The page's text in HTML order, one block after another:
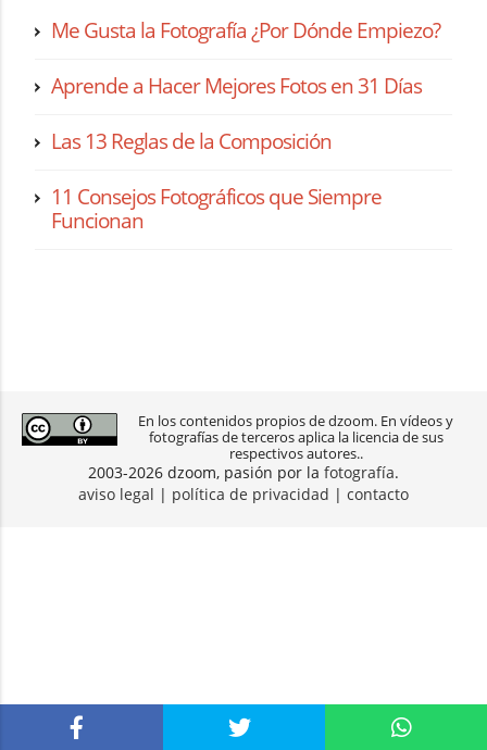
Me Gusta la Fotografía ¿Por Dónde Empiezo?
Aprende a Hacer Mejores Fotos en 31 Días
Las 13 Reglas de la Composición
11 Consejos Fotográficos que Siempre
Funcionan
En los contenidos propios de dzoom. En vídeos y
fotografías de terceros aplica la licencia de sus
respectivos autores..
2003-2026 dzoom, pasión por la fotografía.
aviso legal | política de privacidad | contacto